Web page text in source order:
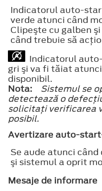
Indicatorul auto-
verde atunci când
Clipeşte cu galben
când trebuie să
Indicatorul
gri şi va fi tăiat
disponibil.
Nota:
Sistemul se
detectează o
solicitaţi verificarea
posibil.
Avertizare auto-
Se aude atunci
şi sistemul a oprit
Mesaje de informare